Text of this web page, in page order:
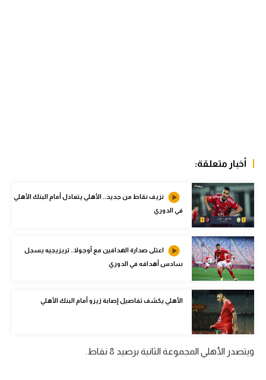
ركن الألعاب
أقسام خاصة
Gamers
ميركاتو
تحقيق في الجول
تقرير في الجول
تحليل في الجول
أخبار متعلقة:
نزيف نقاط من جديد.. الأهلي يتعادل أمام البنك الأهلي
في الدوري
اعتلى صدارة الهدافين مع أوجولا.. تريزيجيه يسجل
سادس أهدافه في الدوري
الأهلي يكشف تفاصيل إصابة زيزو أمام البنك الأهلي
ويتصدر الأهلي المجموعة الثانية برصيد 8 نقاط.